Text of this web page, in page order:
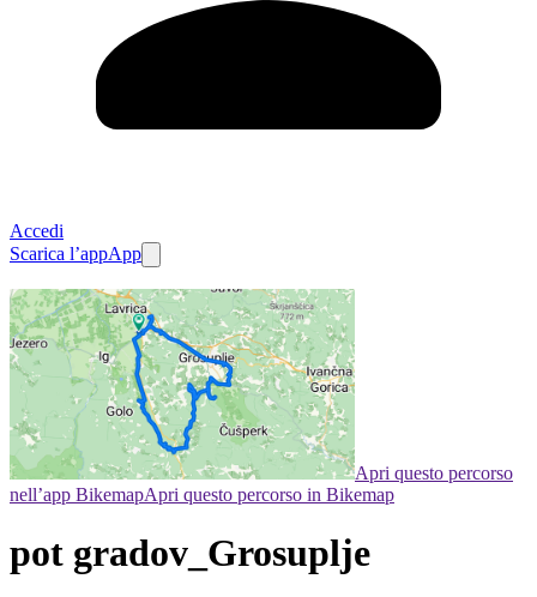
Accedi
Scarica l’appApp
Apri questo percorso
nell’app BikemapApri questo percorso in Bikemap
pot gradov_Grosuplje